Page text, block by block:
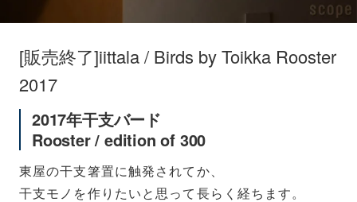
[販売終了]iittala / Birds by Toikka Rooster
2017
2017年干支バード
Rooster / edition of 300
東屋の干支箸置に触発されてか、
干支モノを作りたいと思って長らく経ちます。